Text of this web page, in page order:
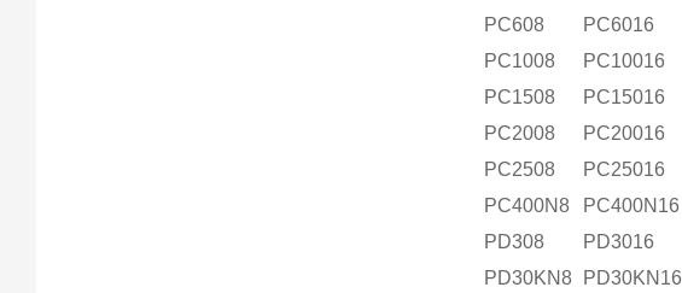
PC608
PC6016
PC1008
PC10016
PC1508
PC15016
PC2008
PC20016
PC2508
PC25016
PC400N8
PC400N16
PD308
PD3016
PD30KN8
PD30KN16